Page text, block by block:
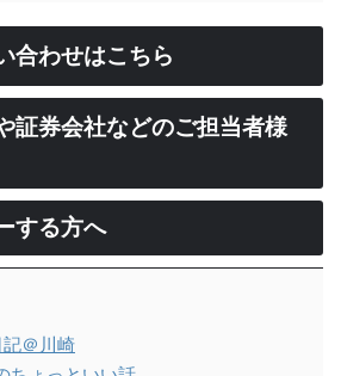
合わせはこちら
証券会社などのご担当者様
する方へ
＠川崎